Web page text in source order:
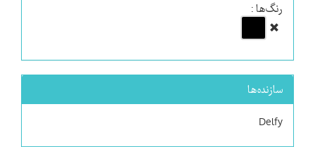
رنگ‌ها :
سازنده‌ها
Delfy